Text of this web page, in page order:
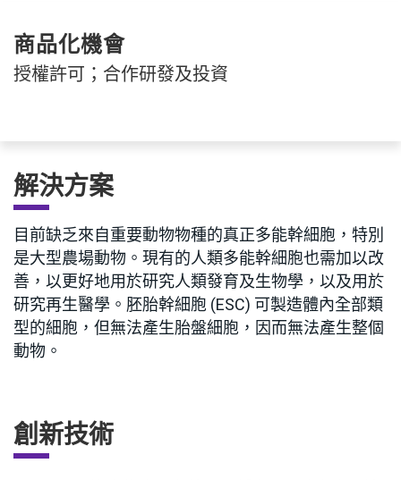
商品化機會
授權許可；合作研發及投資
解決方案
目前缺乏來自重要動物物種的真正多能幹細胞，特別
是大型農場動物。現有的人類多能幹細胞也需加以改
善，以更好地用於研究人類發育及生物學，以及用於
研究再生醫學。胚胎幹細胞 (ESC) 可製造體內全部類
型的細胞，但無法產生胎盤細胞，因而無法產生整個
動物。
創新技術